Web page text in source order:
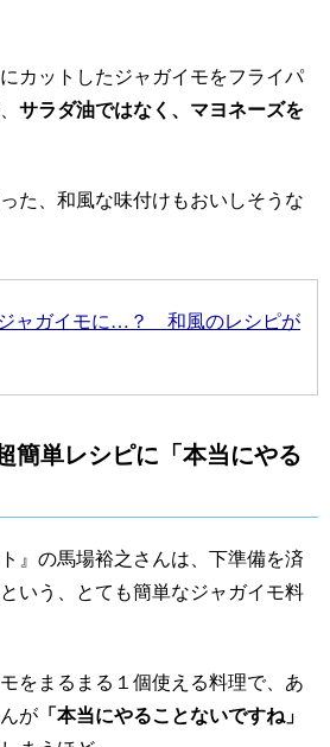
カットしたジャガイモをフライパ
サラダ油ではなく、マヨネーズを
た、和風な味付けもおいしそうな
ャガイモに…？ 和風のレシピが
簡単レシピに「本当にやる
』の馬場裕之さんは、下準備を済
いう、とても簡単なジャガイモ料
をまるまる１個使える料理で、あ
が 「本当にやることないですね」